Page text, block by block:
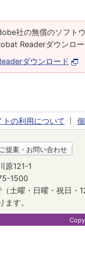
社の無償のソフ
Readerダウンロー
ダウンロード
トの利用について
提案・お問い合わせ
原121-1
1500
（土曜・日曜・祝日
す。